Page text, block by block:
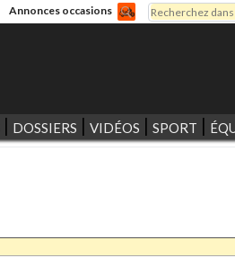
Annonces occasions
Formulaire
Rechercher
DOSSIERS VIDÉOS SPORT